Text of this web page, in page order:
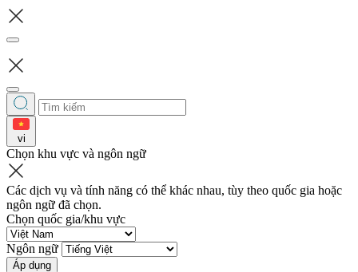
vi
Chọn khu vực và ngôn ngữ
Các dịch vụ và tính năng có thể khác nhau, tùy theo quốc gia hoặc
ngôn ngữ đã chọn.
Chọn quốc gia/khu vực
Ngôn ngữ
Áp dụng